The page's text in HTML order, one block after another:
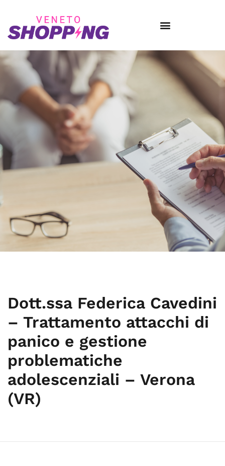
Dott.ssa Federica Cavedini
– Trattamento attacchi di
panico e gestione
problematiche
adolescenziali – Verona
(VR)